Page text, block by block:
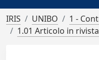
IRIS UNIBO
1 -
1.01 Articolo in rivista